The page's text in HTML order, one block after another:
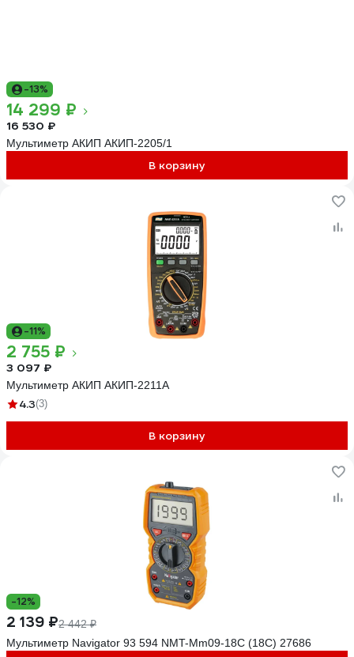
-13%
14 299 ₽
16 530 ₽
Мультиметр АКИП АКИП-2205/1
В корзину
-11%
2 755 ₽
3 097 ₽
Мультиметр АКИП АКИП-2211А
4.3(3)
В корзину
-12%
2 139 ₽2 442 ₽
Мультиметр Navigator 93 594 NMT-Mm09-18C (18C) 27686